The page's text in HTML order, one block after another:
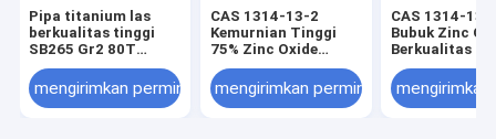
Pipa titanium las
berkualitas tinggi
SB265 Gr2 80T
DN600 mm
GB/T3624-2023 Pipa
titanium dan paduan
mengirimkan permintaan
CAS 1314-13-2
Kemurnian Tinggi
75% Zinc Oxide
Untuk Produksi
Kimia
mengirimkan permintaan
CAS 1314-13-
Bubuk Zinc
Berkualitas
Berkualitas